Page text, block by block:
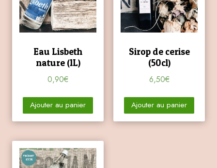
Eau Lisbeth
nature (1L)
0,90€
Ajouter au panier
Sirop de cerise
(50cl)
6,50€
Ajouter au panier